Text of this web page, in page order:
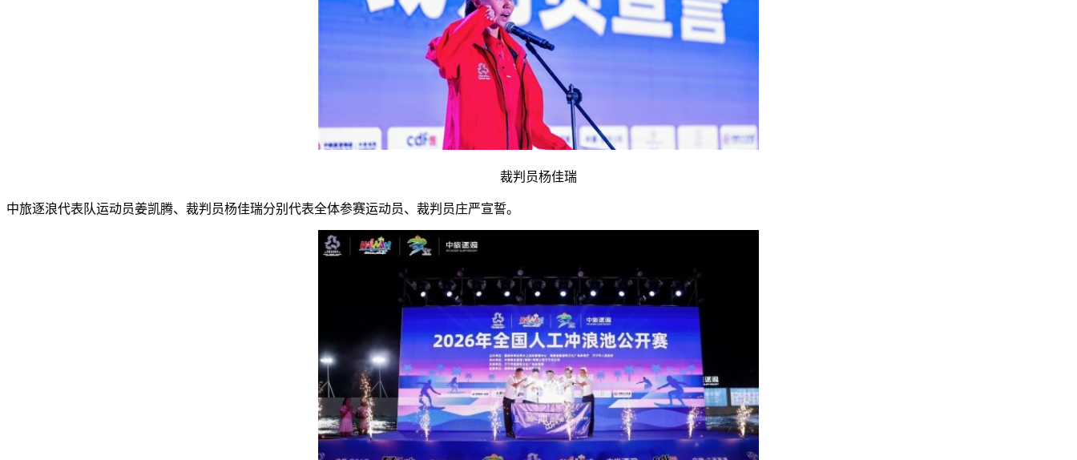
裁判员杨佳瑞
中旅逐浪代表队运动员姜凯腾、裁判员杨佳瑞分别代表全体参赛运动员、裁判员庄严宣誓。